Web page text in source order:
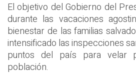
El objetivo del Gobierno del
durante las vacaciones
bienestar de las familias
intensificado las inspecciones
puntos del país para velar
población.